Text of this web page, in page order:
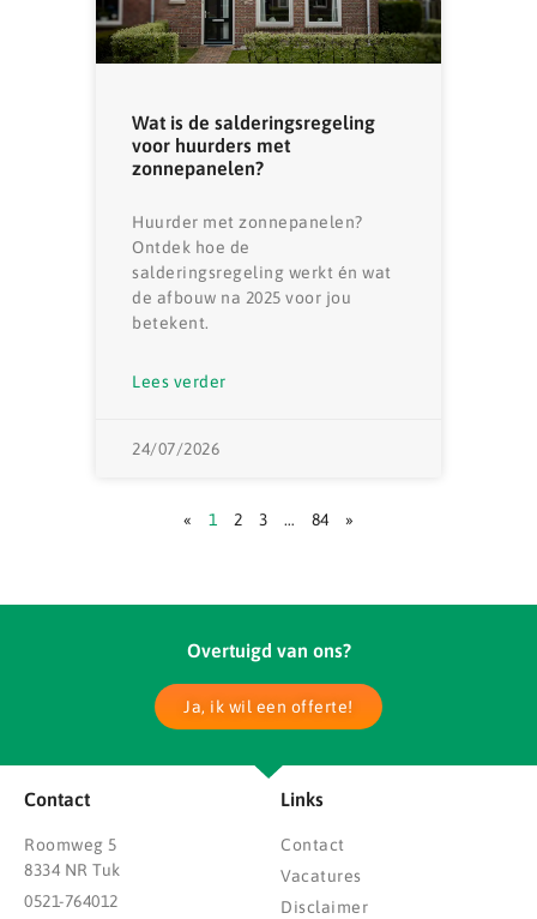
Wat is de salderingsregeling
voor huurders met
zonnepanelen?
Huurder met zonnepanelen?
Ontdek hoe de
salderingsregeling werkt én wat
de afbouw na 2025 voor jou
betekent.
Lees verder
24/07/2026
« 1 2 3 … 84 »
Overtuigd van ons?
Ja, ik wil een offerte!
Contact
Roomweg 5
8334 NR Tuk
0521-764012
Links
Contact
Vacatures
Disclaimer